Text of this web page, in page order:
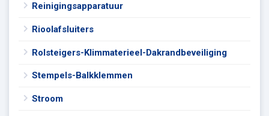
Reinigingsapparatuur
Rioolafsluiters
Rolsteigers-Klimmaterieel-Dakrandbeveiliging
Stempels-Balkklemmen
Stroom